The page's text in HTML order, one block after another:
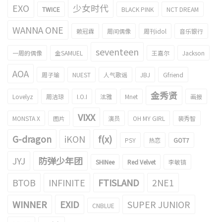
EXO TWICE 少女时代 BLACK PINK NCT DREAM
WANNA ONE 赖冠霖 周间偶像 周刊idol 音乐银行
一周的偶像 金SAMUEL seventeen 王嘉尔 Jackson
AOA 周子瑜 NUEST 人气歌谣 JBJ Gfriend
Lovelyz 周洁琼 I.O.I 泫雅 Mnet 金秀贤 画报
MONSTA X 图片 VIXX 演员 OH MY GIRL 裴秀智
G-dragon iKON f(x) PSY 热恋 GOT7
JYJ 防弹少年团 SHINee Red Velvet 李敏镐
BTOB INFINITE FTISLAND
2NE1
WINNER
EXID CNBLUE SUPER JUNIOR